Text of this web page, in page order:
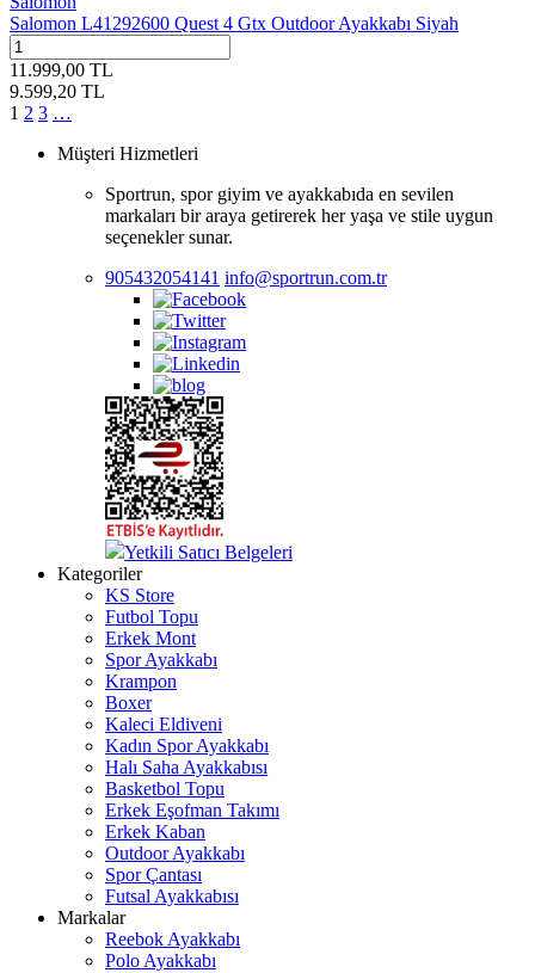
Salomon L41292600 Quest 4 Gtx Outdoor Ayakkabı Siyah
11.999,00 TL
9.599,20 TL
1 2 3 …
Müşteri Hizmetleri
Sportrun, spor giyim ve ayakkabıda en sevilen
markaları bir araya getirerek her yaşa ve stile uygun
seçenekler sunar.
905432054141 info@sportrun.com.tr
Yetkili Satıcı Belgeleri
Kategoriler
KS Store
Futbol Topu
Erkek Mont
Spor Ayakkabı
Krampon
Boxer
Kaleci Eldiveni
Kadın Spor Ayakkabı
Halı Saha Ayakkabısı
Basketbol Topu
Erkek Eşofman Takımı
Erkek Kaban
Outdoor Ayakkabı
Spor Çantası
Futsal Ayakkabısı
Markalar
Reebok Ayakkabı
Polo Ayakkabı